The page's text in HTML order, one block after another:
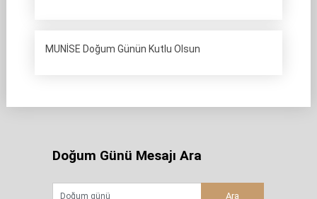
MUNİSE Doğum Günün Kutlu Olsun
Doğum Günü Mesajı Ara